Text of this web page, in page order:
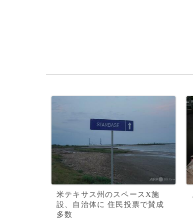
米テキサス州のスペースX施
設、自治体に 住民投票で賛成
多数